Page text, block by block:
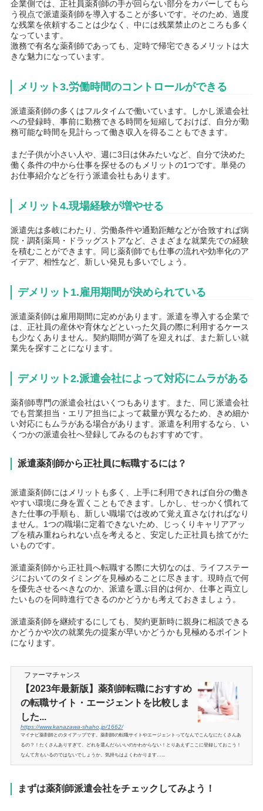
企業側では、正社員薬剤師の手が回らない部分をカバーしてもら
う視点で派遣薬剤師を導入することが多いです。そのため、過度
な残業を依頼することは少なく、中には残業禁止のところも多く
なっています。
激務で有名な薬剤師であっても、定時で帰宅できるメリットは大
きな魅力になっています。
メリット3.労働時間のコントロールができる
派遣薬剤師の多くはフルタイムで働いています。しかし派遣会社
への登録時、事前に勤務できる時間を短縮しておけば、自分が勤
務可能な時間を見計らって働き収入を得ることもできます。
まだ子供が小さい人や、週に3日は休みたいなど、自分で決めた
働く条件の中から仕事を探せるのもメリットの1つです。単発の
お仕事紹介などを行う派遣会社もあります。
メリット4.現場経験が増やせる
派遣先は多岐にわたり、労働条件や通勤距離などが合致すれば病
院・調剤薬局・ドラッグストアなど、さまざまな就業先での経験
を積むことができます。同じ薬剤師でも仕事の流れや効率化のア
イデア、相性など、新しい発見も多いでしょう。
デメリット1.雇用期間が決められている
派遣薬剤師は雇用期間に定めがあります。派遣を導入する企業で
は、正社員の産休や育休などといった欠員の際に利用するケース
も少なくありません。契約期間が満了を迎えれば、また新しい就
業先を探すことになります。
デメリット2.派遣会社によって対応にムラがある
薬剤師専門の派遣会社はいくつもあります。また、同じ派遣会社
でも営業担当・エリア担当によって裁量が異なるため、きめ細か
い対応にもムラがある場合があります。派遣を利用するなら、い
くつかの派遣会社へ登録してみるのもおすすめです。
派遣薬剤師から正社員に転職するには？
派遣薬剤師にはメリットも多く、上手に利用できれば自分の働き
やすい環境に身を置くこともできます。しかし、せっかく慣れて
きた仕事の手順も、新しい職場では改めて覚え直さなければなり
ません。1つの職場に定着できないため、じっくりキャリアアッ
プを積み重ねられない点を考えると、安定した正社員も捨てがた
いものです。
派遣薬剤師から正社員へ転職する際に大切なのは、ライフステー
ジにおいてのタイミングを見極めることに尽きます。現時点で何
を優先させるべきなのか、派遣を選ぶ目的は何か、仕事と両立し
たいものを同時進行できるのかどうかも考えておきましょう。
派遣薬剤師を継続するにしても、契約更新時に親身に相談できる
かどうかや次の就業先の提案が早いかどうかも見極めるポイント
になります。
ファーマチャンス
【2023年最新版】薬剤師転職におすすめ
の転職サイト・エージェントを比較しま
した...
https://www.kanazawa-shaho.jp/1662/
マイナビ薬剤師とのタイアップです。薬剤師の転職サイトやエージェントってなんでこんなにたくさんあ
るの？！たくさんありすぎて、どれを選んだらいいのかわからない！とりあえずここに登録しておこう！
なんて方もいるのではないでしょうか。気持ちはよくわかります…...
まずは薬剤師派遣会社をチェックしてみよう！